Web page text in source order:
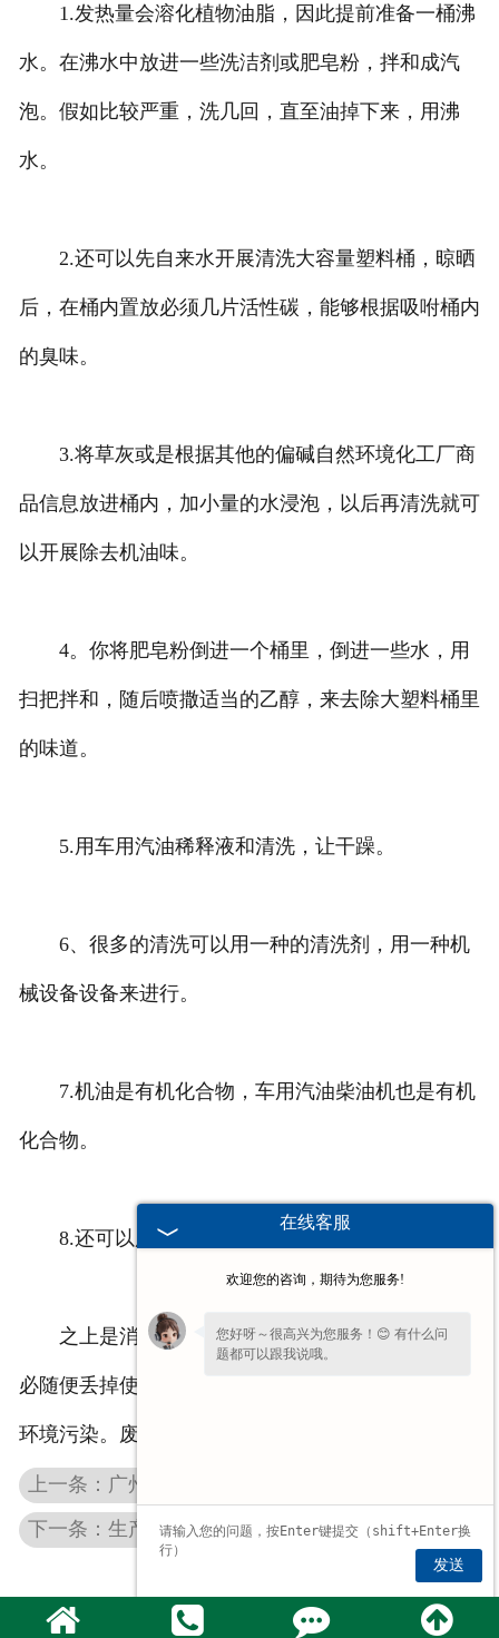
1.发热量会溶化植物油脂，因此提前准备一桶沸
水。在沸水中放进一些洗洁剂或肥皂粉，拌和成汽
泡。假如比较严重，洗几回，直至油掉下来，用沸
水。
2.还可以先自来水开展清洗大容量塑料桶，晾晒
后，在桶内置放必须几片活性碳，能够根据吸咐桶内
的臭味。
3.将草灰或是根据其他的偏碱自然环境化工厂商
品信息放进桶内，加小量的水浸泡，以后再清洗就可
以开展除去机油味。
4。你将肥皂粉倒进一个桶里，倒进一些水，用
扫把拌和，随后喷撒适当的乙醇，来去除大塑料桶里
的味道。
5.用车用汽油稀释液和清洗，让干躁。
6、很多的清洗可以用一种的清洗剂，用一种机
械设备设备来进行。
7.机油是有机化合物，车用汽油柴油机也是有机
化合物。
8.还可以用一些细砂在桶里清洗，多洗几回。
之上是消除大容量塑料桶中残留机油的方法。不
必随便丢掉使用过的桶，尤其是残留的机油，会导致
环境污染。废料的桶能够清洗再运用。
下一条：生产厂家用经验告诉大家广州塑料加工时的温度要如何控制？
在线客服
欢迎您的咨询，期待为您服务!
您好呀～很高兴为您服务！😊 有什么问
题都可以跟我说哦。
发送